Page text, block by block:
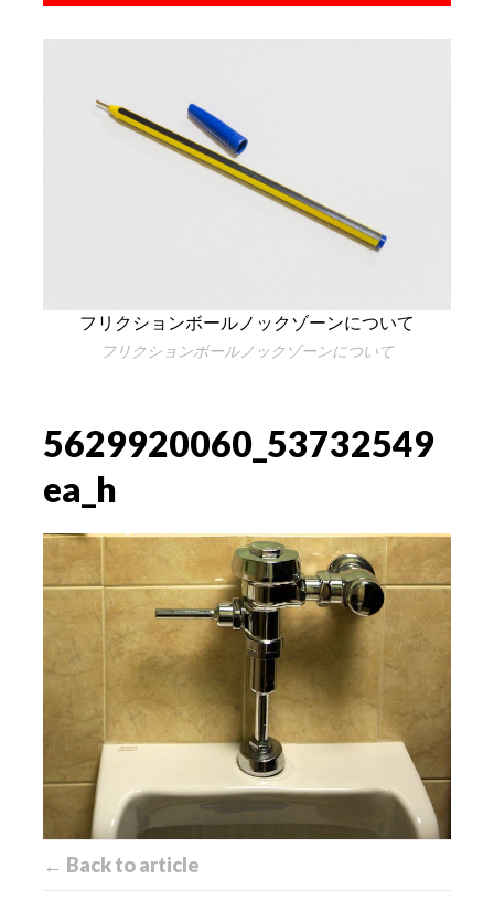
フリクションボールノックゾーンについて
フリクションボールノックゾーンについて
5629920060_53732549
ea_h
← Back to article